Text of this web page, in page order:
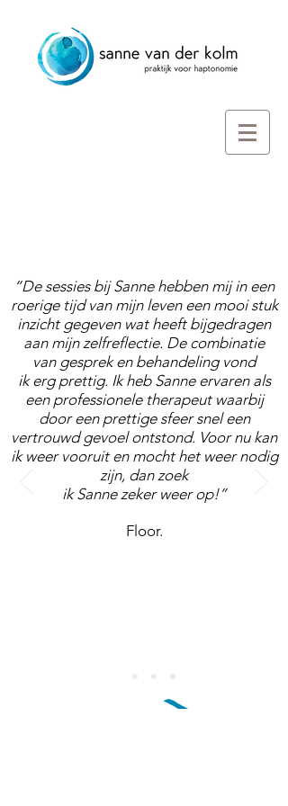
“De sessies bij Sanne hebben mij in een
roerige tijd van mijn leven een mooi stuk
inzicht gegeven wat heeft bijgedragen
aan mijn zelfreflectie. De combinatie
van gesprek en behandeling vond
ik erg prettig. Ik heb Sanne ervaren als
een professionele therapeut waarbij
door een prettige sfeer snel een
vertrouwd gevoel ontstond. Voor nu kan
ik weer vooruit en mocht het weer nodig
zijn, dan zoek
ik Sanne zeker weer op!”
Floor.